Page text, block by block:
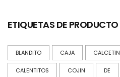
ETIQUETAS DE PRODUCTO
BLANDITO CAJA CALCETIN
CALENTITOS COJIN DE